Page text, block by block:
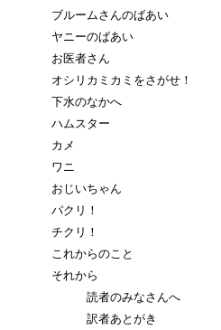
ブルームさんのばあい
ヤニーのばあい
お医者さん
オシリカミカミをさがせ！
下水のなかへ
ハムスター
カメ
ワニ
おじいちゃん
パクリ！
チクリ！
これからのこと
それから
読者のみなさんへ
訳者あとがき